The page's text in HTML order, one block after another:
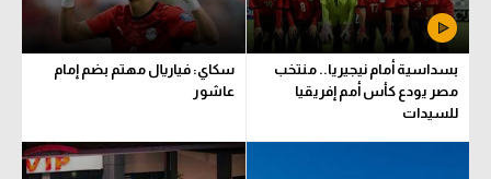
بسداسية أمام نيجيريا.. منتخب
مصر يودع كأس أمم إفريقيا
للسيدات
سكاي: فياريال مهتم بضم إمام
عاشور